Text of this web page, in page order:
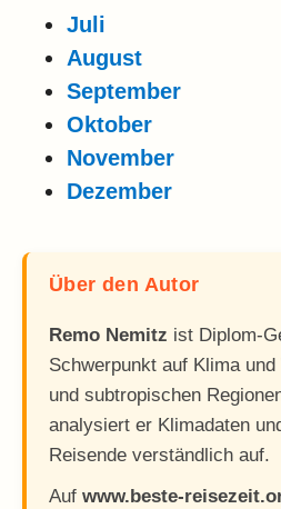
Juli
August
September
Oktober
November
Dezember
Über den Autor
Remo Nemitz ist Diplom-
Schwerpunkt auf Klima
und subtropischen
analysiert er Klimadaten
Reisende verständlich auf.
Auf www.beste-